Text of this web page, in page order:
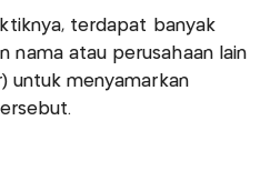
terdapat banyak
nama atau perusahaan lain
untuk menyamarkan